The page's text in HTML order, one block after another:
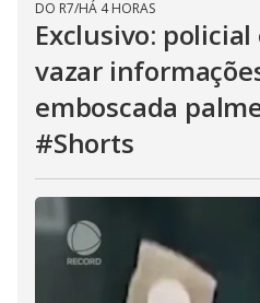
DO R7/HÁ 4 HORAS
Exclusivo:
vazar
emboscada
#Shorts